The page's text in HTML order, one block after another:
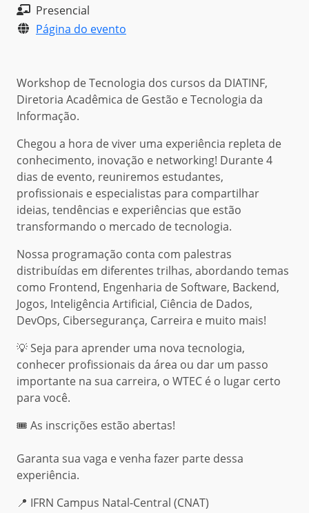
Presencial
Página do evento
Workshop de Tecnologia dos cursos da DIATINF,
Diretoria Acadêmica de Gestão e Tecnologia da
Informação.
Chegou a hora de viver uma experiência repleta de
conhecimento, inovação e networking! Durante 4
dias de evento, reuniremos estudantes,
profissionais e especialistas para compartilhar
ideias, tendências e experiências que estão
transformando o mercado de tecnologia.
Nossa programação conta com palestras
distribuídas em diferentes trilhas, abordando temas
como Frontend, Engenharia de Software, Backend,
Jogos, Inteligência Artificial, Ciência de Dados,
DevOps, Cibersegurança, Carreira e muito mais!
💡 Seja para aprender uma nova tecnologia,
conhecer profissionais da área ou dar um passo
importante na sua carreira, o WTEC é o lugar certo
para você.
🎟️ As inscrições estão abertas!
Garanta sua vaga e venha fazer parte dessa
experiência.
📍 IFRN Campus Natal-Central (CNAT)